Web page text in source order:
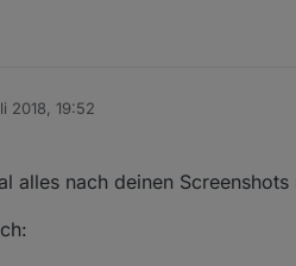
2018, 19:52
alles nach deinen Screenshots